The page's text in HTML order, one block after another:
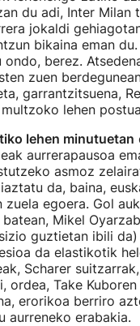
du adi, Inter Milan
jokaldi
bikaina eman
ondo, berez.
zuen
garrantzitsuena,
lehen
lehen minutuetan
aurrerapausoa
asmoz
da, baina,
zuela egoera. Gol
Mikel
guztietan ibili
da elastikotik
Scharer
ordea, Take
erorikoa berriro
aurreneko erabakia.